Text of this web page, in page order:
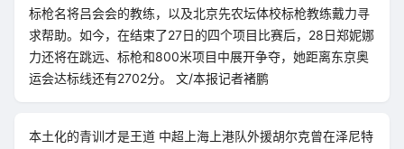
标枪名将吕会会的教练，以及北京先农坛体校标枪教练戴力寻
求帮助。如今，在结束了27日的四个项目比赛后，28日郑妮娜
力还将在跳远、标枪和800米项目中展开争夺，她距离东京奥
运会达标线还有2702分。 文/本报记者褚鹏
本土化的青训才是王道 中超上海上港队外援胡尔克曾在泽尼特